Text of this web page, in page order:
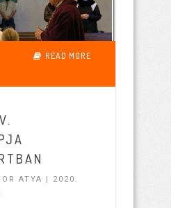
READ MORE
ATYA | 2020.